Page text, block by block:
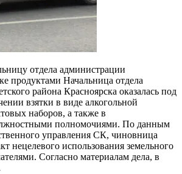
отдела администрации
продуктами Начальница отдела
района Красноярска оказалась под
взятки в виде алкогольной
наборов, а также в
полномочиями. По данным
управления СК, чиновница
нецелевого использования земельного
Согласно материалам дела, в